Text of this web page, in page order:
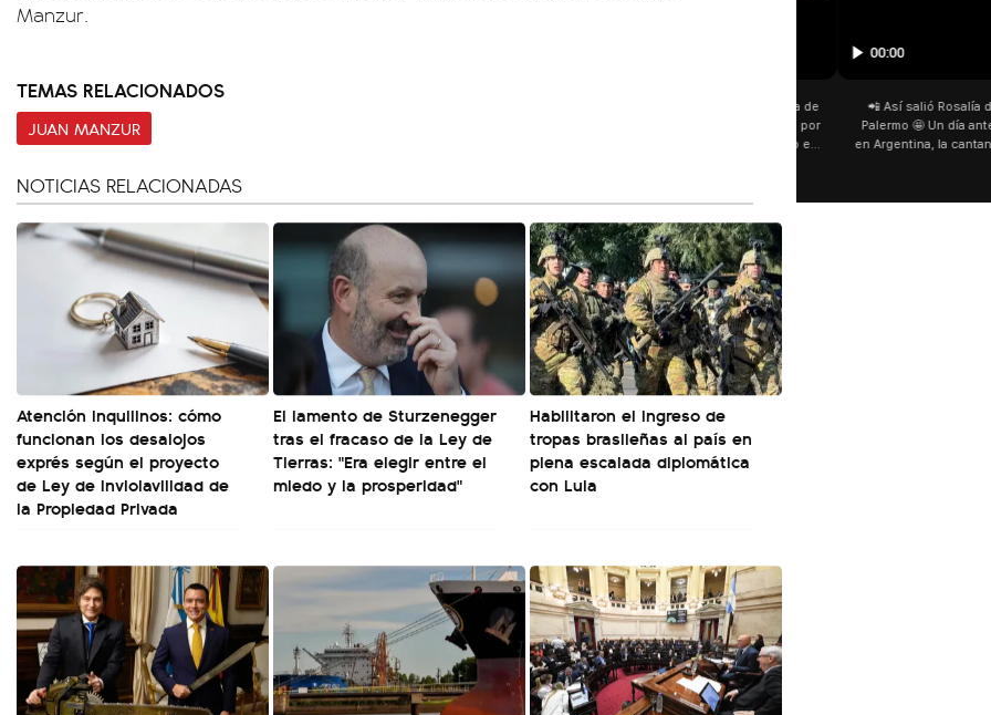
Manzur.
TEMAS RELACIONADOS
JUAN MANZUR
NOTICIAS RELACIONADAS
Atención inquilinos: cómo
funcionan los desalojos
exprés según el proyecto
de Ley de Inviolavilidad de
la Propiedad Privada
El lamento de Sturzenegger
tras el fracaso de la Ley de
Tierras: "Era elegir entre el
miedo y la prosperidad"
Habilitaron el ingreso de
tropas brasileñas al país en
plena escalada diplomática
con Lula
00:00
San Cayetano 📿: la fe
fieles ya esperan bajo la
día del patrono del pan y del
y pedir. 🎙️